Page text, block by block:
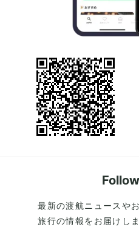
最新の渡航ニュースや
旅行の情報をお届けし